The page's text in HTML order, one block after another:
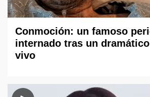
Conmoción: un famoso
internado tras un
vivo